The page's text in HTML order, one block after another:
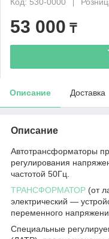
53 000 ₸
Описание Доставка
Описание
Автотрансформаторы
регулирования
частотой 50Гц.
ТРАНСФОРМАТОР (от
электрический —
переменного
Специальные